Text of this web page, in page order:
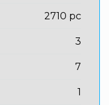
2710 pc
3
7
1